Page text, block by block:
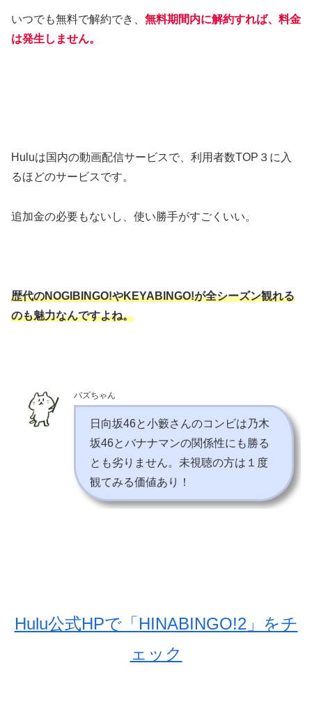
いつでも無料で解約でき、 無料期間内に解約すれば、料金
は発生しません。
Huluは国内の動画配信サービスで、利用者数TOP３に入
るほどのサービスです。
追加金の必要もないし、使い勝手がすごくいい。
歴代のNOGIBINGO!やKEYABINGO!が全シーズン観れる
のも魅力なんですよね。
バズちゃん
日向坂46と小籔さんのコンビは乃木
坂46とバナナマンの関係性にも勝る
とも劣りません。未視聴の方は１度
観てみる価値あり！
Hulu公式HPで「HINABINGO!2」をチ
ェック